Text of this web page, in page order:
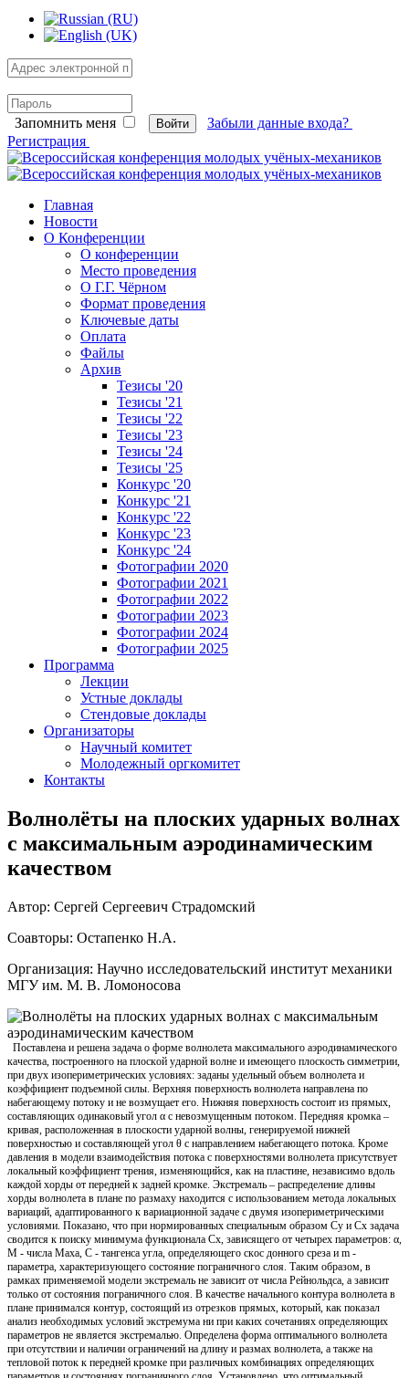
Запомнить меня Войти
Забыли данные входа?
Регистрация
Главная
Новости
О Конференции
О конференции
Место проведения
О Г.Г. Чёрном
Формат проведения
Ключевые даты
Оплата
Файлы
Архив
Тезисы '20
Тезисы '21
Тезисы '22
Тезисы '23
Тезисы '24
Тезисы '25
Конкурс '20
Конкурс '21
Конкурс '22
Конкурс '23
Конкурс '24
Фотографии 2020
Фотографии 2021
Фотографии 2022
Фотографии 2023
Фотографии 2024
Фотографии 2025
Программа
Лекции
Устные доклады
Стендовые доклады
Организаторы
Научный комитет
Молодежный оргкомитет
Контакты
Волнолёты на плоских ударных волнах
с максимальным аэродинамическим
качеством
Автор: Сергей Сергеевич Страдомский
Соавторы: Остапенко Н.А.
Организация: Научно исследовательский институт механики
МГУ им. М. В. Ломоносова
Поставлена и решена задача о форме волнолета максимального аэродинамического
качества, построенного на плоской ударной волне и имеющего плоскость симметрии,
при двух изопериметрических условиях: заданы удельный объем волнолета и
коэффициент подъемной силы. Верхняя поверхность волнолета направлена по
набегающему потоку и не возмущает его. Нижняя поверхность состоит из прямых,
составляющих одинаковый угол α с невозмущенным потоком. Передняя кромка –
кривая, расположенная в плоскости ударной волны, генерируемой нижней
поверхностью и составляющей угол θ с направлением набегающего потока. Кроме
давления в модели взаимодействия потока с поверхностями волнолета присутствует
локальный коэффициент трения, изменяющийся, как на пластине, независимо вдоль
каждой хорды от передней к задней кромке. Экстремаль – распределение длины
хорды волнолета в плане по размаху находится с использованием метода локальных
вариаций, адаптированного к вариационной задаче с двумя изопериметрическими
условиями. Показано, что при нормированных специальным образом Су и Сх задача
сводится к поиску минимума функционала Сх, зависящего от четырех параметров: α,
М - числа Маха, С - тангенса угла, определяющего скос донного среза и m -
параметра, характеризующего состояние пограничного слоя. Таким образом, в
рамках применяемой модели экстремаль не зависит от числа Рейнольдса, а зависит
только от состояния пограничного слоя. В качестве начального контура волнолета в
плане принимался контур, состоящий из отрезков прямых, который, как показал
анализ необходимых условий экстремума ни при каких сочетаниях определяющих
параметров не является экстремалью. Определена форма оптимального волнолета
при отсутствии и наличии ограничений на длину и размах волнолета, а также на
тепловой поток к передней кромке при различных комбинациях определяющих